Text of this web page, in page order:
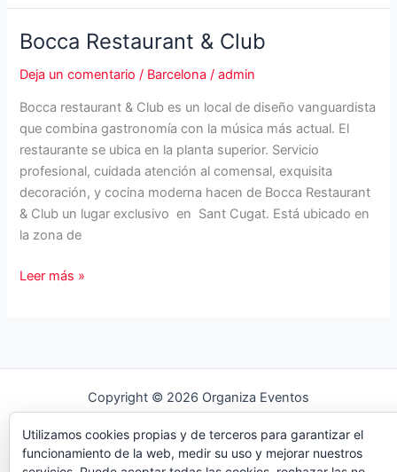
Rey
Don
Jaime
Bocca Restaurant & Club
Deja un comentario / Barcelona /admin
Bocca restaurant & Club es un local de diseño vanguardista
que combina gastronomía con la música más actual. El
restaurante se ubica en la planta superior. Servicio
profesional, cuidada atención al comensal, exquisita
decoración, y cocina moderna hacen de Bocca Restaurant
& Club un lugar exclusivo en Sant Cugat. Está ubicado en
la zona de
Bocca
Leer más »
Copyright © 2026 Organiza Eventos
Utilizamos cookies propias y de terceros para garantizar el
funcionamiento de la web, medir su uso y mejorar nuestros